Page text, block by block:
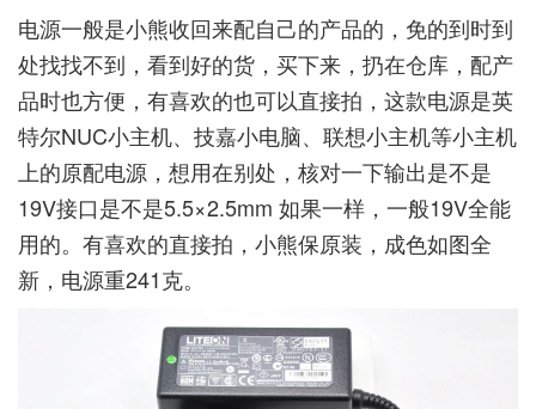
电源一般是小熊收回来配自己的产品的，免的到时到
处找找不到，看到好的货，买下来，扔在仓库，配产
品时也方便，有喜欢的也可以直接拍，这款电源是英
特尔NUC小主机、技嘉小电脑、联想小主机等小主机
上的原配电源，想用在别处，核对一下输出是不是
19V接口是不是5.5×2.5mm 如果一样，一般19V全能
用的。有喜欢的直接拍，小熊保原装，成色如图全
新，电源重241克。